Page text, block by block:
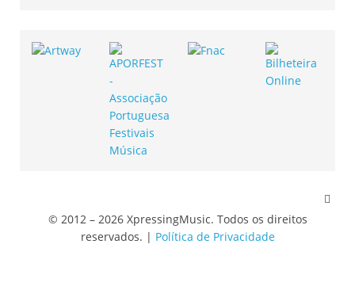
© 2012 – 2026 XpressingMusic. Todos os direitos
reservados. | Política de Privacidade